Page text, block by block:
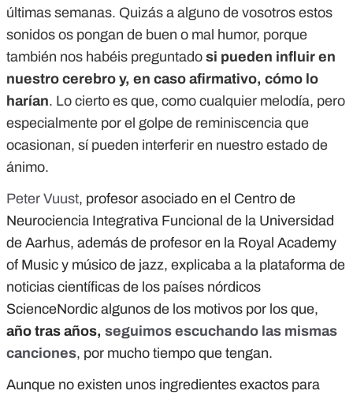
últimas semanas. Quizás a alguno de vosotros estos
sonidos os pongan de buen o mal humor, porque
también nos habéis preguntado si pueden influir en
nuestro cerebro y, en caso afirmativo, cómo lo
harían. Lo cierto es que, como cualquier melodía, pero
especialmente por el golpe de reminiscencia que
ocasionan, sí pueden interferir en nuestro estado de
ánimo.
Peter Vuust, profesor asociado en el Centro de
Neurociencia Integrativa Funcional de la Universidad
de Aarhus, además de profesor en la Royal Academy
of Music y músico de jazz, explicaba a la plataforma de
noticias científicas de los países nórdicos
ScienceNordic algunos de los motivos por los que,
año tras años, seguimos escuchando las mismas
canciones, por mucho tiempo que tengan.
Aunque no existen unos ingredientes exactos para